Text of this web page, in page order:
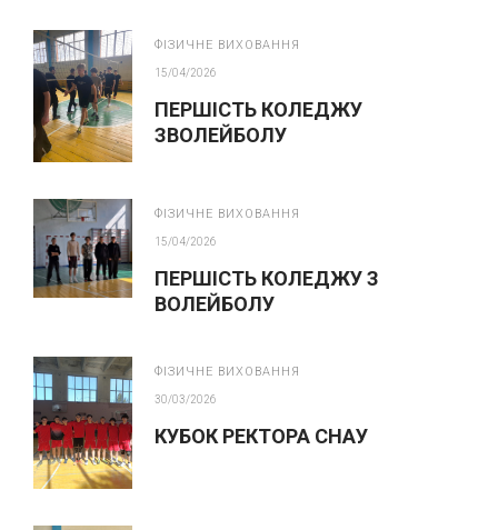
ФІЗИЧНЕ ВИХОВАННЯ
15/04/2026
ПЕРШІСТЬ КОЛЕДЖУ
ЗВОЛЕЙБОЛУ
ФІЗИЧНЕ ВИХОВАННЯ
15/04/2026
ПЕРШІСТЬ КОЛЕДЖУ З
ВОЛЕЙБОЛУ
ФІЗИЧНЕ ВИХОВАННЯ
30/03/2026
КУБОК РЕКТОРА СНАУ